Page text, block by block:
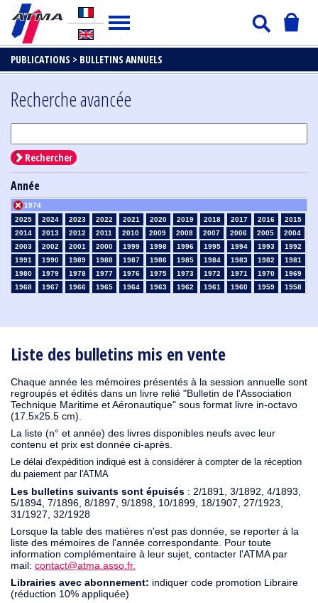
PUBLICATIONS > BULLETINS ANNUELS
Liste des bulletins mis en vente
Chaque année les mémoires présentés à la session annuelle sont
regroupés et édités dans un livre relié "Bulletin de l'Association
Technique Maritime et Aéronautique" sous format livre in-octavo
(17.5x25.5 cm).
La liste (n° et année) des livres disponibles neufs avec leur
contenu et prix est donnée ci-après.
Le délai d'expédition indiqué est à considérer à compter de la réception
du paiement par l'ATMA
Les bulletins suivants sont épuisés : 2/1891, 3/1892, 4/1893,
5/1894, 7/1896, 8/1897, 9/1898, 10/1899, 18/1907, 27/1923,
31/1927, 32/1928
Lorsque la table des matières n'est pas donnée, se reporter à la
liste des mémoires de l'année correspondante. Pour toute
information complémentaire à leur sujet, contacter l'ATMA par
mail: contact@atma.asso.fr.
Librairies avec abonnement: indiquer code promotion Libraire
(réduction 10% appliquée)
Recherche avancée
Rechercher
Année
2025 2024 2023 2022 2021 2020 2019 2018 2017 2016
2015
2014
2013 2012 2011 2010 2009 2008 2007 2006 2005
2004
2003
2002 2001 2000 1999 1998 1996 1995 1994 1993
1992
1991
1990 1989 1988 1987 1986 1985 1984 1983 1982
1981
1980
1979 1978 1977 1976 1975
1974
1973 1972 1971 1970
1969
1968
1967 1966 1965 1964 1963 1962 1961 1960 1959
1958
1930
1929 1926 1925 1924 1915 1914 1913 1912 1911
1910